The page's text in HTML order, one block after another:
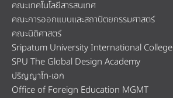
คณะเทคโนโลยีสารสนเทศ
คณะการออกแบบและสถาปัตยกรรมศาสตร์
คณะนิติศาสตร์
Sripatum University International College
SPU The Global Design Academy
ปริญญาโท-เอก
Office of Foreign Education MGMT